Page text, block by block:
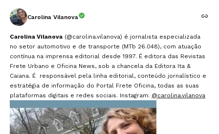
Carolina Vilanova
Carolina Vilanova (@carolina.vilanova) é jornalista especializada
no setor automotivo e de transporte (MTb 26.048), com atuação
contínua na imprensa editorial desde 1997. É editora das Revistas
Frete Urbano e Oficina News, sob a chancela da Editora Ita &
Caiana. É responsável pela linha editorial, conteúdo jornalístico e
estratégia de informação do Portal Frete Oficina, todas as suas
plataformas digitais e redes sociais. Instagram: @carolina.vilanova